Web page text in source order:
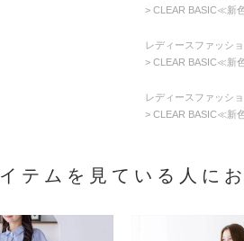
CLEAR BASIC≪新
レディースファッシ
CLEAR BASIC≪新
レディースファッシ
CLEAR BASIC≪新
テムを見ている人に